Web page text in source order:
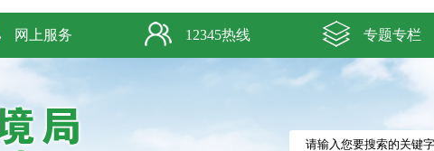
网上服务 12345热线 专题专栏